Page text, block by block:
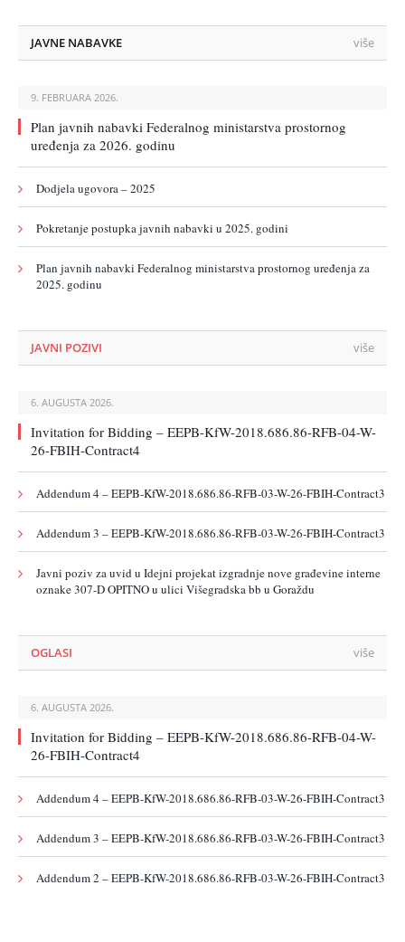
JAVNE NABAVKE više
9. FEBRUARA 2026.
Plan javnih nabavki Federalnog ministarstva prostornog
uređenja za 2026. godinu
Dodjela ugovora – 2025
Pokretanje postupka javnih nabavki u 2025. godini
Plan javnih nabavki Federalnog ministarstva prostornog uređenja za
2025. godinu
JAVNI POZIVI više
6. AUGUSTA 2026.
Invitation for Bidding – EEPB-KfW-2018.686.86-RFB-04-W-
26-FBIH-Contract4
Addendum 4 – EEPB-KfW-2018.686.86-RFB-03-W-26-FBIH-Contract3
Addendum 3 – EEPB-KfW-2018.686.86-RFB-03-W-26-FBIH-Contract3
Javni poziv za uvid u Idejni projekat izgradnje nove građevine interne
oznake 307-D OPITNO u ulici Višegradska bb u Goraždu
OGLASI više
6. AUGUSTA 2026.
Invitation for Bidding – EEPB-KfW-2018.686.86-RFB-04-W-
26-FBIH-Contract4
Addendum 4 – EEPB-KfW-2018.686.86-RFB-03-W-26-FBIH-Contract3
Addendum 3 – EEPB-KfW-2018.686.86-RFB-03-W-26-FBIH-Contract3
Addendum 2 – EEPB-KfW-2018.686.86-RFB-03-W-26-FBIH-Contract3